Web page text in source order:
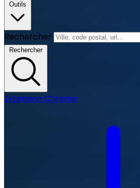
Outils
Rechercher
Rechercher
Extension Chrome